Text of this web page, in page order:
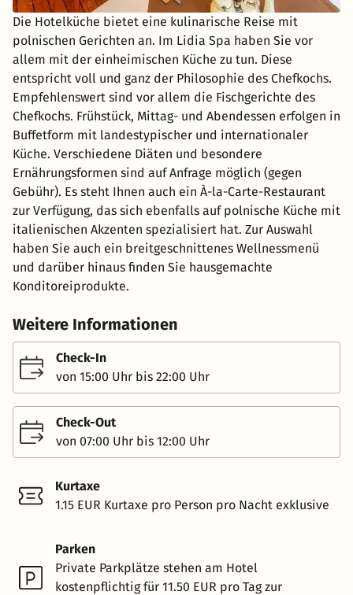
Die Hotelküche bietet eine kulinarische Reise mit
polnischen Gerichten an. Im Lidia Spa haben Sie vor
allem mit der einheimischen Küche zu tun. Diese
entspricht voll und ganz der Philosophie des Chefkochs.
Empfehlenswert sind vor allem die Fischgerichte des
Chefkochs. Frühstück, Mittag- und Abendessen erfolgen in
Buffetform mit landestypischer und internationaler
Küche. Verschiedene Diäten und besondere
Ernährungsformen sind auf Anfrage möglich (gegen
Gebühr). Es steht Ihnen auch ein À-la-Carte-Restaurant
zur Verfügung, das sich ebenfalls auf polnische Küche mit
italienischen Akzenten spezialisiert hat. Zur Auswahl
haben Sie auch ein breitgeschnittenes Wellnessmenü
und darüber hinaus finden Sie hausgemachte
Konditoreiprodukte.
Weitere Informationen
Check-In
von 15:00 Uhr bis 22:00 Uhr
Check-Out
von 07:00 Uhr bis 12:00 Uhr
Kurtaxe
1.15 EUR Kurtaxe pro Person pro Nacht exklusive
Parken
Private Parkplätze stehen am Hotel
kostenpflichtig für 11.50 EUR pro Tag zur